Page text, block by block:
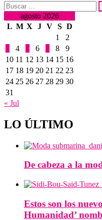
Buscar:
agosto 2026
L M X J V S D
1
2
4 6 8
9
10 11 12 13 14 15 16
17 18 19 20 21 22 23
24 25 26 27 28 29 30
31
« Jul
LO ÚLTIMO
De cabeza a la
Estos son los
Humanidad’